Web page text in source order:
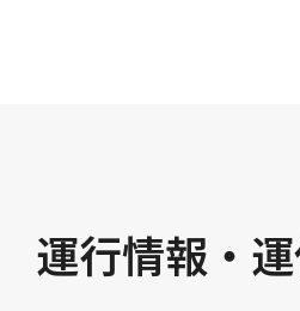
運行情報・